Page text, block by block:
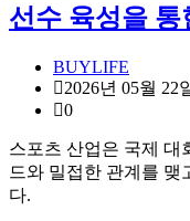
선수 육성을
BUYLIFE
2026년 05월 22
0
스포츠 산업은 국제 대
드와 밀접한 관계를 맺
다.